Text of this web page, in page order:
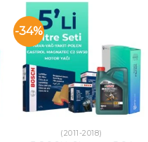
-34%
(2011-2018)